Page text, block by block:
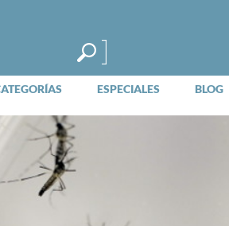
ESPECIALES BLOG